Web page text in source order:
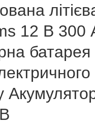
12 В 300